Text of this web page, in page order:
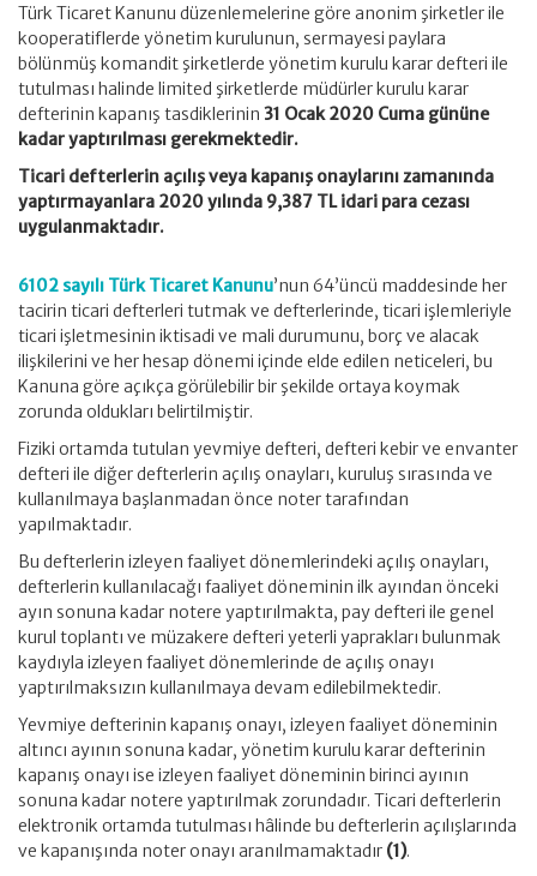
Türk Ticaret Kanunu düzenlemelerine göre anonim şirketler ile
kooperatiflerde yönetim kurulunun, sermayesi paylara
bölünmüş komandit şirketlerde yönetim kurulu karar defteri ile
tutulması halinde limited şirketlerde müdürler kurulu karar
defterinin kapanış tasdiklerinin 31 Ocak 2020 Cuma gününe
kadar yaptırılması gerekmektedir.
Ticari defterlerin açılış veya kapanış onaylarını zamanında
yaptırmayanlara 2020 yılında 9,387 TL idari para cezası
uygulanmaktadır.
6102 sayılı Türk Ticaret Kanunu’nun 64’üncü maddesinde her
tacirin ticari defterleri tutmak ve defterlerinde, ticari işlemleriyle
ticari işletmesinin iktisadi ve mali durumunu, borç ve alacak
ilişkilerini ve her hesap dönemi içinde elde edilen neticeleri, bu
Kanuna göre açıkça görülebilir bir şekilde ortaya koymak
zorunda oldukları belirtilmiştir.
Fiziki ortamda tutulan yevmiye defteri, defteri kebir ve envanter
defteri ile diğer defterlerin açılış onayları, kuruluş sırasında ve
kullanılmaya başlanmadan önce noter tarafından
yapılmaktadır.
Bu defterlerin izleyen faaliyet dönemlerindeki açılış onayları,
defterlerin kullanılacağı faaliyet döneminin ilk ayından önceki
ayın sonuna kadar notere yaptırılmakta, pay defteri ile genel
kurul toplantı ve müzakere defteri yeterli yaprakları bulunmak
kaydıyla izleyen faaliyet dönemlerinde de açılış onayı
yaptırılmaksızın kullanılmaya devam edilebilmektedir.
Yevmiye defterinin kapanış onayı, izleyen faaliyet döneminin
altıncı ayının sonuna kadar, yönetim kurulu karar defterinin
kapanış onayı ise izleyen faaliyet döneminin birinci ayının
sonuna kadar notere yaptırılmak zorundadır. Ticari defterlerin
elektronik ortamda tutulması hâlinde bu defterlerin açılışlarında
ve kapanışında noter onayı aranılmamaktadır (1).